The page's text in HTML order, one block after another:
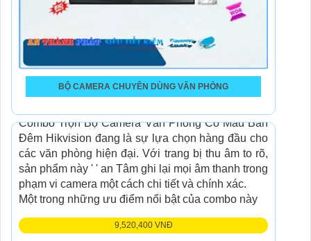
BỘ CAMERA CHUYÊN DÙNG VĂN PHÒNG
9,520,400 VNĐ
Combo Trọn Bộ Camera Văn Phòng Có Màu Ban
Đêm Hikvision đang là sự lựa chọn hàng đầu cho
các văn phòng hiện đại. Với trang bị thu âm to rõ,
sản phẩm này ' ' an Tâm ghi lại mọi âm thanh trong
phạm vi camera một cách chi tiết và chính xác.
Một trong những ưu điểm nổi bật của combo này